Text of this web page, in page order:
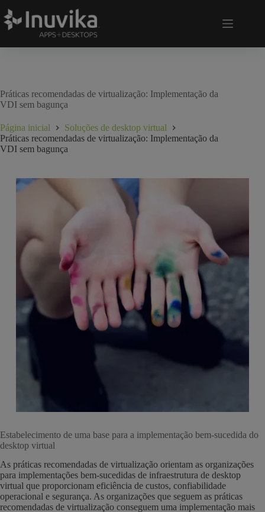
Práticas recomendadas de virtualização: Implementação da
VDI sem bagunça
Página inicial
Soluções de desktop virtual
Práticas recomendadas de virtualização: Implementação da
VDI sem bagunça
Estabelecimento de uma base para a implementação bem-sucedida do
desktop virtual
As práticas recomendadas de virtualização orientam as organizações
para implementações bem-sucedidas de infraestrutura de desktop
virtual que proporcionam eficiência de custos, confiabilidade
operacional e segurança. As organizações que seguem as práticas
recomendadas de virtualização conseguem uma implementação mais